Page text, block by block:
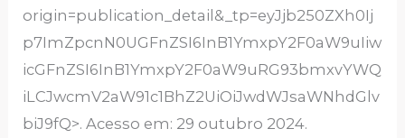
origin=publication_detail&_tp=eyJjb250ZXh0Ij
p7ImZpcnN0UGFnZSI6InB1YmxpY2F0aW9uIiw
icGFnZSI6InB1YmxpY2F0aW9uRG93bmxvYWQ
iLCJwcmV2aW91c1BhZ2UiOiJwdWJsaWNhdGlv
biJ9fQ>. Acesso em: 29 outubro 2024.